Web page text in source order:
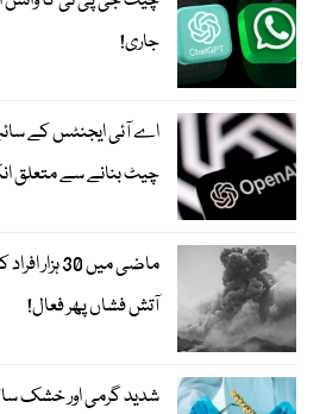
جاری!
اے آئی ایجنٹس کے
چیٹ بنانے سے متعلق
ماضی میں 30
آتش فشاں پھر فعال!
شدید گرمی اور خشک